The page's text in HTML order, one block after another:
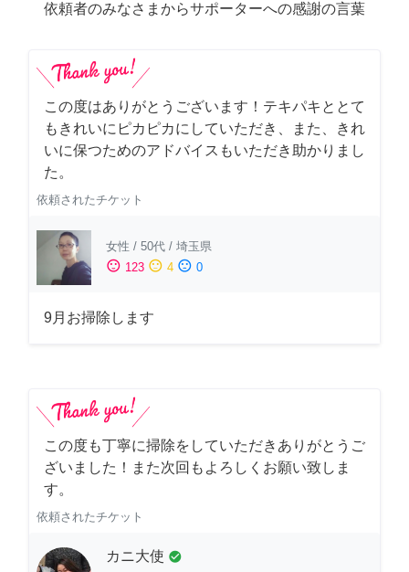
依頼者のみなさまからサポーターへの感謝の言葉
この度はありがとうございます！テキパキととて
もきれいにピカピカにしていただき、また、きれ
いに保つためのアドバイスもいただき助かりまし
た。
依頼されたチケット
女性 / 50代 / 埼玉県
sentiment_satisfied 123 sentiment_neutral 4 sentiment_dissatisfied 0
9月お掃除します
この度も丁寧に掃除をしていただきありがとうご
ざいました！また次回もよろしくお願い致しま
す。
依頼されたチケット
カニ大使 check_circle